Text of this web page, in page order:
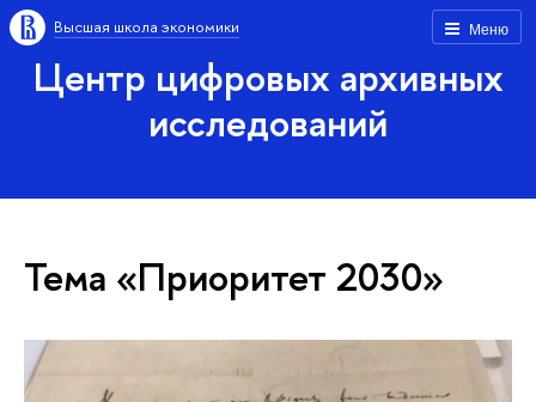
Меню
Высшая школа экономики
Центр цифровых архивных
исследований
Тема «Приоритет 2030»